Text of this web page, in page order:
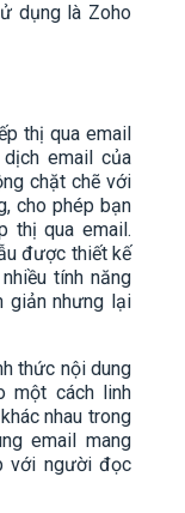
dụng là Zoho
thị qua email
email của
chặt chẽ với
cho phép bạn
thị qua email.
được thiết kế
tính năng
giản nhưng lại
thức nội dung
một cách linh
nhau trong
email mang
với người đọc